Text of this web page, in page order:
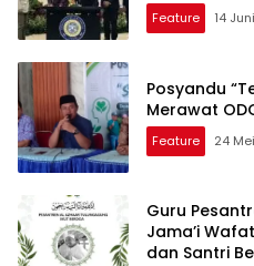
Feature 14
Posyandu
Merawat
Feature 24
Guru
Jama’i
dan Santri